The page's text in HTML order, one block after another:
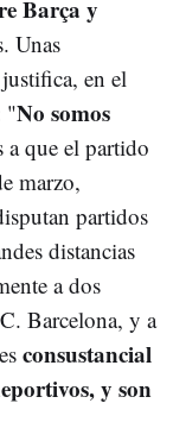
Barça y
Unas
en el
"No somos
a que el partido
marzo,
partidos
distancias
a dos
Barcelona, y a
consustancial
y son